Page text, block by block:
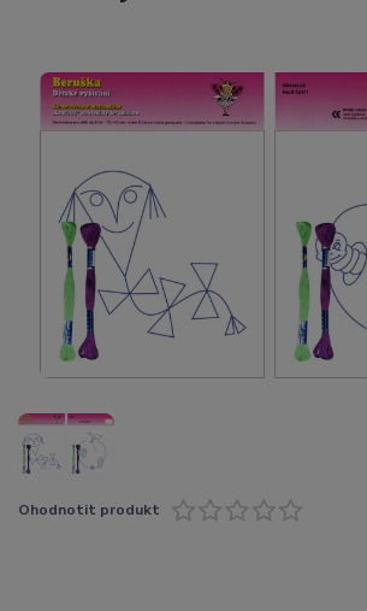
Ohodnotit produkt